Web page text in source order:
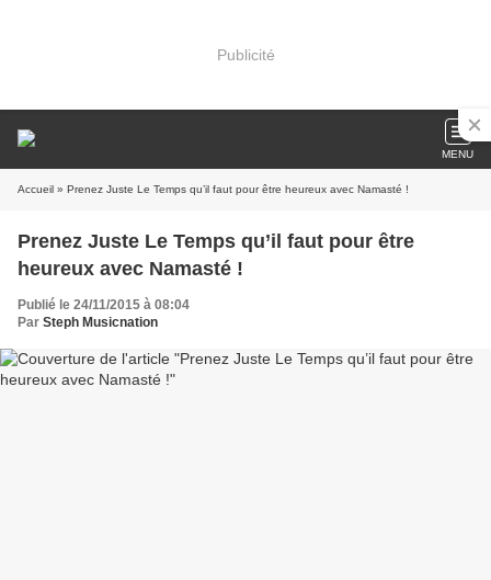
Publicité
MENU
Accueil » Prenez Juste Le Temps qu’il faut pour être heureux avec Namasté !
Prenez Juste Le Temps qu’il faut pour être
heureux avec Namasté !
Publié le 24/11/2015 à 08:04
Par Steph Musicnation